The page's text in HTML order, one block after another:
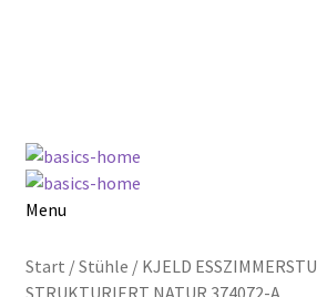
Zur
Navigation
springen
Zum
Inhalt
springen
Menu
Start /Stühle / KJELD